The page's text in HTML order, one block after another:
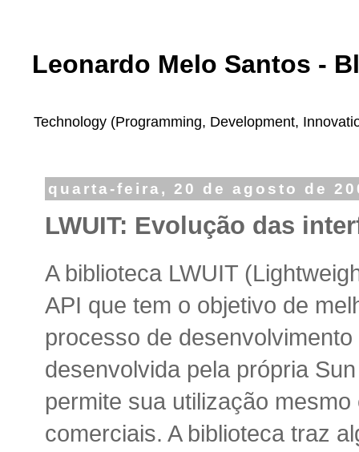
Leonardo Melo Santos -
Technology (Programming, Development,
quarta-feira, 20 de agosto de
LWUIT: Evolução das
A biblioteca LWUIT
API que tem o objetivo de
processo de
desenvolvida pela própria
permite sua utilização
comerciais. A biblioteca traz